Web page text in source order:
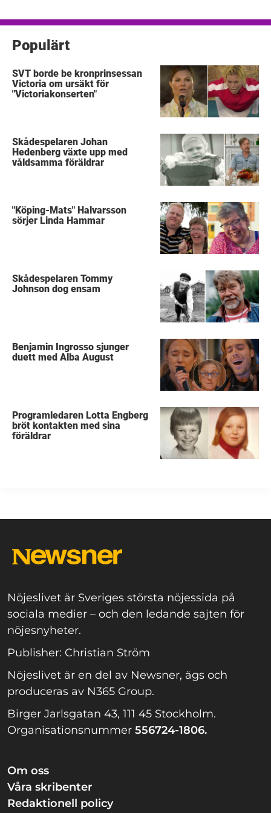
Populärt
SVT borde be kronprinsessan
Victoria om ursäkt för
"Victoriakonserten"
Skådespelaren Johan
Hedenberg växte upp med
våldsamma föräldrar
"Köping-Mats" Halvarsson
sörjer Linda Hammar
Skådespelaren Tommy
Johnson dog ensam
Benjamin Ingrosso sjunger
duett med Alba August
Programledaren Lotta Engberg
bröt kontakten med sina
föräldrar
Nöjeslivet är Sveriges största nöjessida på
sociala medier – och den ledande sajten för
nöjesnyheter.
Publisher: Christian Ström
Nöjeslivet är en del av Newsner, ägs och
produceras av N365 Group.
Birger Jarlsgatan 43, 111 45 Stockholm.
Organisationsnummer 556724-1806.
Om oss
Våra skribenter
Redaktionell policy